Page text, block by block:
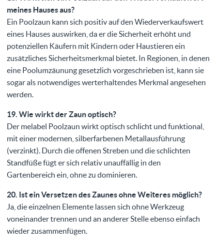
meines Hauses aus?
Ein Poolzaun kann sich positiv auf den Wiederverkaufswert
eines Hauses auswirken, da er die Sicherheit erhöht und
potenziellen Käufern mit Kindern oder Haustieren ein
zusätzliches Sicherheitsmerkmal bietet. In Regionen, in denen
eine Poolumzäunung gesetzlich vorgeschrieben ist, kann sie
sogar als notwendiges werterhaltendes Merkmal angesehen
werden.
19. Wie wirkt der Zaun optisch?
Der melabel Poolzaun wirkt optisch schlicht und funktional,
mit einer modernen, silberfarbenen Metallausführung
(verzinkt). Durch die offenen Streben und die schlichten
Standfüße fügt er sich relativ unauffällig in den
Gartenbereich ein, ohne zu dominieren.
20. Ist ein Versetzen des Zaunes ohne Weiteres möglich?
Ja, die einzelnen Elemente lassen sich ohne Werkzeug
voneinander trennen und an anderer Stelle ebenso einfach
wieder zusammenfügen.